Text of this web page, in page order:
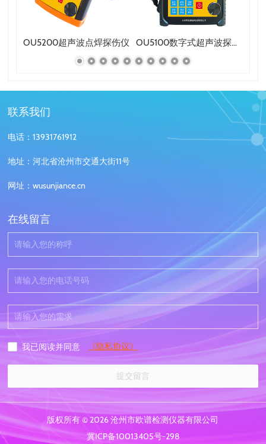
OU5200超声波点焊探伤仪 OU5100数字式超声波探伤仪
联系我们
电话：13931761912
地址：河北省沧州市交通大街11号
网址：wusunjiance.cn
在线留言
我已阅读并同意 《隐私协议》
提交留言
版权所有 © 2026 沧州市欧谱检测仪器有限公司
冀ICP备10013405号-298